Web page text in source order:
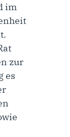
im
zur
es